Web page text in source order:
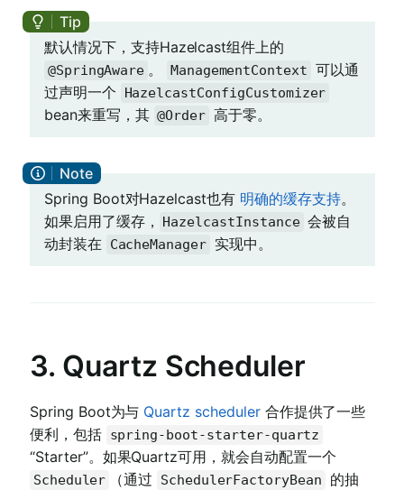
默认情况下，支持Hazelcast组件上的
@SpringAware 。 ManagementContext 可以通
过声明一个
HazelcastConfigCustomizer
bean来重写，其 @Order 高于零。
Spring Boot对Hazelcast也有 明确的缓存支持。
如果启用了缓存，
HazelcastInstance 会被自
动封装在
CacheManager 实现中。
3. Quartz Scheduler
Spring Boot为与 Quartz scheduler合作提供了一些
便利，包括 spring-boot-starter-quartz
“Starter”。如果Quartz可用，就会自动配置一个
Scheduler （通过 SchedulerFactoryBean
的抽